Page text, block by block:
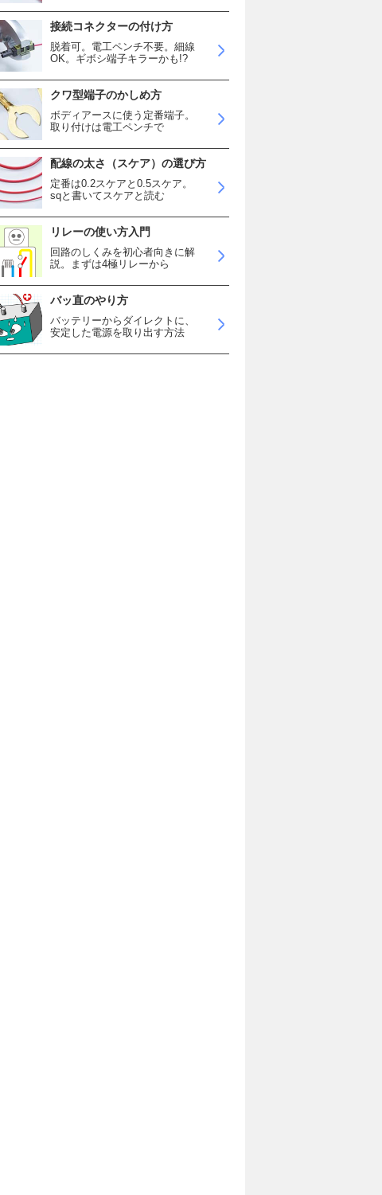
接続コネクターの付け方
脱着可。電工ペンチ不要。細線
OK。ギボシ端子キラーかも!?
クワ型端子のかしめ方
ボディアースに使う定番端子。
取り付けは電工ペンチで
配線の太さ（スケア）の選び方
定番は0.2スケアと0.5スケア。
sqと書いてスケアと読む
リレーの使い方入門
回路のしくみを初心者向きに解
説。まずは4極リレーから
バッ直のやり方
バッテリーからダイレクトに、
安定した電源を取り出す方法